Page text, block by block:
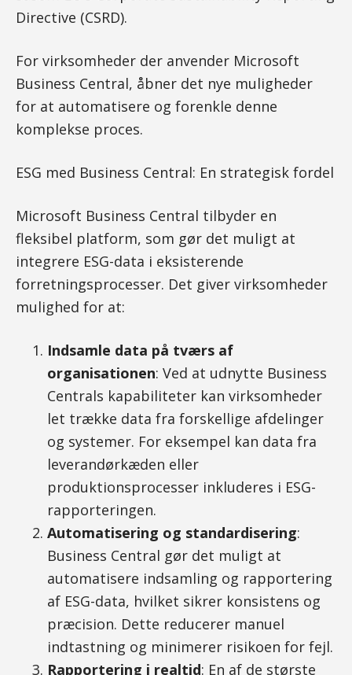
Directive (CSRD).
For virksomheder der anvender Microsoft
Business Central, åbner det nye muligheder
for at automatisere og forenkle denne
komplekse proces.
ESG med Business Central: En strategisk fordel
Microsoft Business Central tilbyder en
fleksibel platform, som gør det muligt at
integrere ESG-data i eksisterende
forretningsprocesser. Det giver virksomheder
mulighed for at:
Indsamle data på tværs af
organisationen: Ved at udnytte Business
Centrals kapabiliteter kan virksomheder
let trække data fra forskellige afdelinger
og systemer. For eksempel kan data fra
leverandørkæden eller
produktionsprocesser inkluderes i ESG-
rapporteringen.
Automatisering og standardisering:
Business Central gør det muligt at
automatisere indsamling og rapportering
af ESG-data, hvilket sikrer konsistens og
præcision. Dette reducerer manuel
indtastning og minimerer risikoen for fejl.
Rapportering i realtid: En af de største